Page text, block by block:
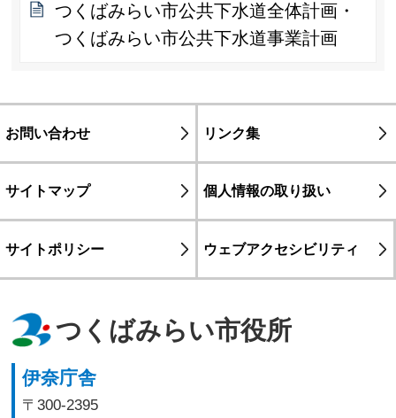
つくばみらい市公共下水道全体計画・
つくばみらい市公共下水道事業計画
お問い合わせ リンク集
サイトマップ 個人情報の取り扱い
サイトポリシー ウェブアクセシビリティ
つくばみらい市役所
伊奈庁舎
〒300-2395